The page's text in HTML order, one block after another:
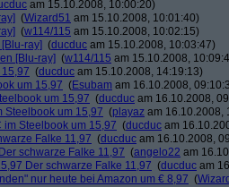
am 15.10.2008, 10:00:20)
(Wizard51 am 15.10.2008, 10:01:40)
(w114/115 am 15.10.2008, 10:02:15)
ray] (ducduc am 15.10.2008, 10:03:47)
[Blu-ray] (w114/115 am 15.10.2008,
(ducduc am 15.10.2008, 14:19:13)
um 15,97 (Esubam am 16.10.2008,
um 15,97 (ducduc am 16.10.2008,
Steelbook um 15,97 (playaz am 16.10.2008,
im Steelbook um 15,97 (ducduc am
Falke 11,97 (ducduc am 16.10.2008,
schwarze Falke 11,97 (angelo22 am
Der schwarze Falke 11,97 (ducduc am
nur heute bei Amazon um € 8,97 (